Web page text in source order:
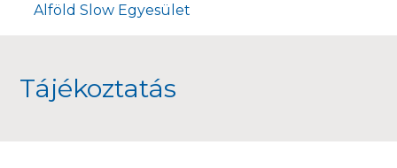
Alföld Slow Egyesület
Tájékoztatás